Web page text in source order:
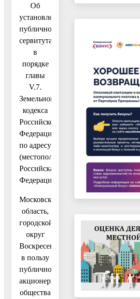
Об
установлении
публичного
сервитута
в
порядке
главы
V.7.
Земельного
кодекса
Российской
Федерации
по адресу
(местоположение):
Российская
Федерация,
Московская
область,
городской
округ
Воскресенск,
в пользу
публичного
акционерного
общества